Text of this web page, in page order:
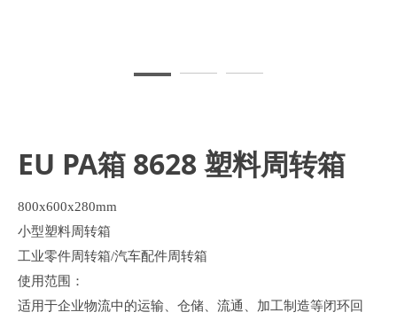
EU PA箱 8628 塑料周转箱
800x600x280mm
小型塑料周转箱
工业零件周转箱/汽车配件周转箱
使用范围：
适用于企业物流中的运输、仓储、流通、加工制造等闭环回